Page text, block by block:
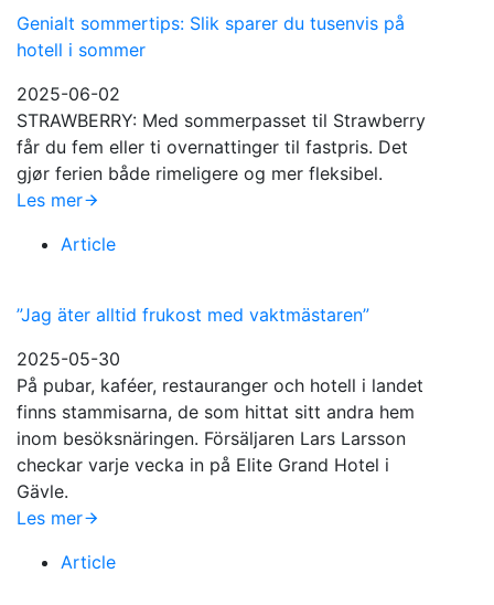
Genialt sommertips: Slik sparer du tusenvis på
hotell i sommer
2025-06-02
STRAWBERRY: Med sommerpasset til Strawberry
får du fem eller ti overnattinger til fastpris. Det
gjør ferien både rimeligere og mer fleksibel.
Les mer
Article
”Jag äter alltid frukost med vaktmästaren”
2025-05-30
På pubar, kaféer, restauranger och hotell i landet
finns stammisarna, de som hittat sitt andra hem
inom besöksnäringen. Försäljaren Lars Larsson
checkar varje vecka in på Elite Grand Hotel i
Gävle.
Les mer
Article